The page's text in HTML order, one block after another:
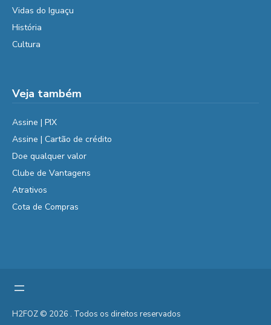
Vidas do Iguaçu
História
Cultura
Veja também
Assine | PIX
Assine | Cartão de crédito
Doe qualquer valor
Clube de Vantagens
Atrativos
Cota de Compras
H2FOZ © 2026 . Todos os direitos reservados